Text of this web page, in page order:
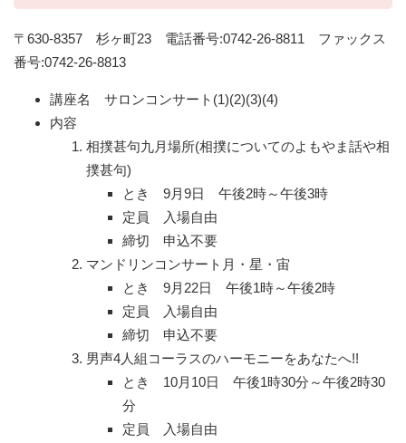
〒630-8357 杉ヶ町23 電話番号:0742-26-8811 ファックス
番号:0742-26-8813
講座名 サロンコンサート(1)(2)(3)(4)
内容
相撲甚句九月場所(相撲についてのよもやま話や相
撲甚句)
とき 9月9日 午後2時～午後3時
定員 入場自由
締切 申込不要
マンドリンコンサート月・星・宙
とき 9月22日 午後1時～午後2時
定員 入場自由
締切 申込不要
男声4人組コーラスのハーモニーをあなたへ!!
とき 10月10日 午後1時30分～午後2時30
分
定員 入場自由